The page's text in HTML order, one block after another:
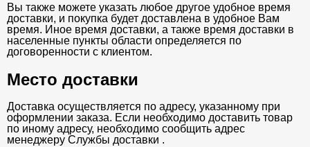
Вы также можете указать любое другое удобное время
доставки, и покупка будет доставлена в удобное Вам
время. Иное время доставки, а также время доставки в
населенные пункты области определяется по
договоренности с клиентом.
Место доставки
Доставка осуществляется по адресу, указанному при
оформлении заказа. Если необходимо доставить товар
по иному адресу, необходимо сообщить адрес
менеджеру Службы доставки .